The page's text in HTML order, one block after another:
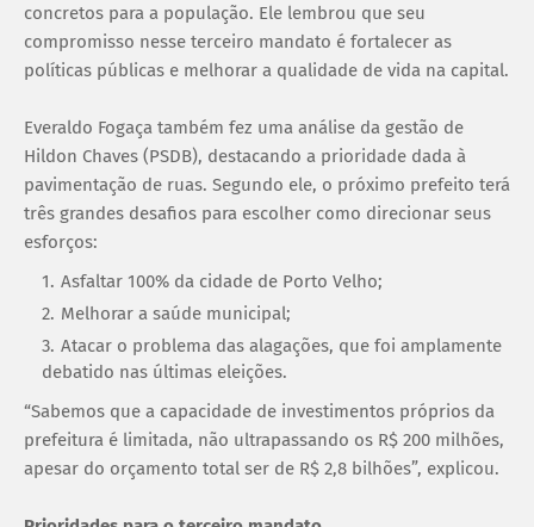
concretos para a população. Ele lembrou que seu
compromisso nesse terceiro mandato é fortalecer as
políticas públicas e melhorar a qualidade de vida na capital.
Everaldo Fogaça também fez uma análise da gestão de
Hildon Chaves (PSDB), destacando a prioridade dada à
pavimentação de ruas. Segundo ele, o próximo prefeito terá
três grandes desafios para escolher como direcionar seus
esforços:
Asfaltar 100% da cidade de Porto Velho;
Melhorar a saúde municipal;
Atacar o problema das alagações, que foi amplamente
debatido nas últimas eleições.
“Sabemos que a capacidade de investimentos próprios da
prefeitura é limitada, não ultrapassando os R$ 200 milhões,
apesar do orçamento total ser de R$ 2,8 bilhões”, explicou.